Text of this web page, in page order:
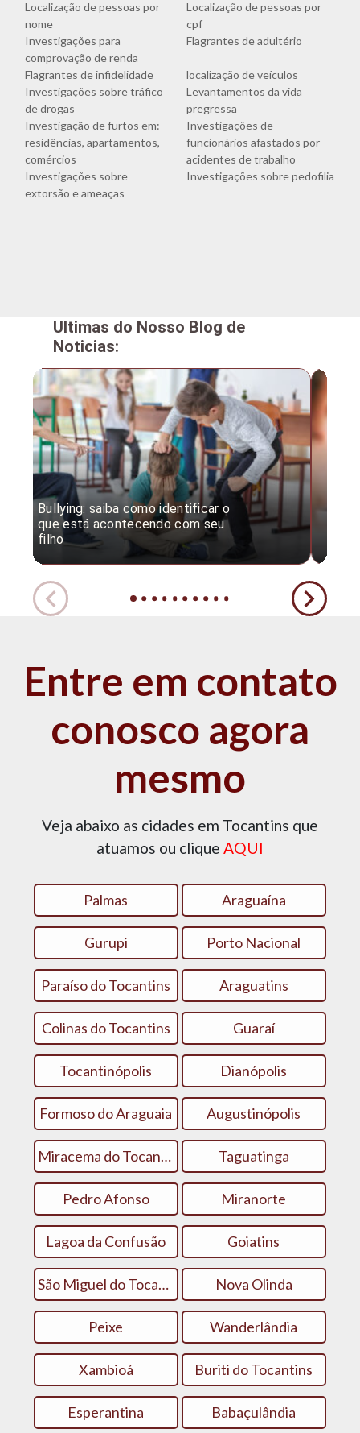
Localização de pessoas por
nome
Localização de pessoas por
cpf
Investigações para
comprovação de renda
Flagrantes de adultério
Flagrantes de infidelidade
localização de veículos
Investigações sobre tráfico
de drogas
Levantamentos da vida
pregressa
Investigação de furtos em:
residências, apartamentos,
comércios
Investigações de
funcionários afastados por
acidentes de trabalho
Investigações sobre
extorsão e ameaças
Investigações sobre pedofilia
Ultimas do Nosso Blog de
Noticias:
Bullying: saiba como identificar o
que está acontecendo com seu
filho
Entre em contato
conosco agora
mesmo
Veja abaixo as cidades em Tocantins que
atuamos ou clique AQUI
Palmas Araguaína
Gurupi Porto Nacional
Paraíso do Tocantins Araguatins
Colinas do Tocantins Guaraí
Tocantinópolis Dianópolis
Formoso do Araguaia Augustinópolis
Miracema do Tocantins Taguatinga
Pedro Afonso Miranorte
Lagoa da Confusão Goiatins
São Miguel do Tocantins Nova Olinda
Peixe Wanderlândia
Xambioá Buriti do Tocantins
Esperantina Babaçulândia